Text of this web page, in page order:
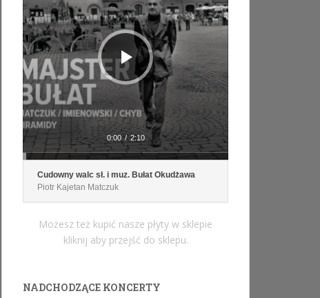
0:00 / 2:10
Cudowny walc sł. i muz. Bułat Okudżawa
Piotr Kajetan Matczuk
Możesz też kupić nasze płyty w sklepie
kliknij aby przejść do sklepu.
NADCHODZĄCE KONCERTY